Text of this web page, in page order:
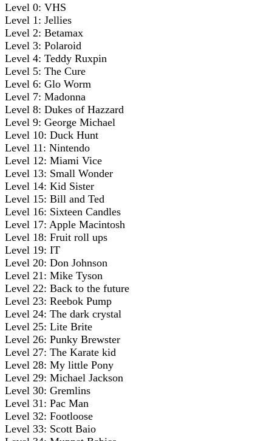
Level 0: VHS
Level 1: Jellies
Level 2: Betamax
Level 3: Polaroid
Level 4: Teddy Ruxpin
Level 5: The Cure
Level 6: Glo Worm
Level 7: Madonna
Level 8: Dukes of Hazzard
Level 9: George Michael
Level 10: Duck Hunt
Level 11: Nintendo
Level 12: Miami Vice
Level 13: Small Wonder
Level 14: Kid Sister
Level 15: Bill and Ted
Level 16: Sixteen Candles
Level 17: Apple Macintosh
Level 18: Fruit roll ups
Level 19: IT
Level 20: Don Johnson
Level 21: Mike Tyson
Level 22: Back to the future
Level 23: Reebok Pump
Level 24: The dark crystal
Level 25: Lite Brite
Level 26: Punky Brewster
Level 27: The Karate kid
Level 28: My little Pony
Level 29: Michael Jackson
Level 30: Gremlins
Level 31: Pac Man
Level 32: Footloose
Level 33: Scott Baio